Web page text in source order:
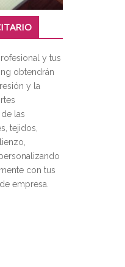
y tus
obtendrán
y la
las
tejidos,
con tus
empresa.